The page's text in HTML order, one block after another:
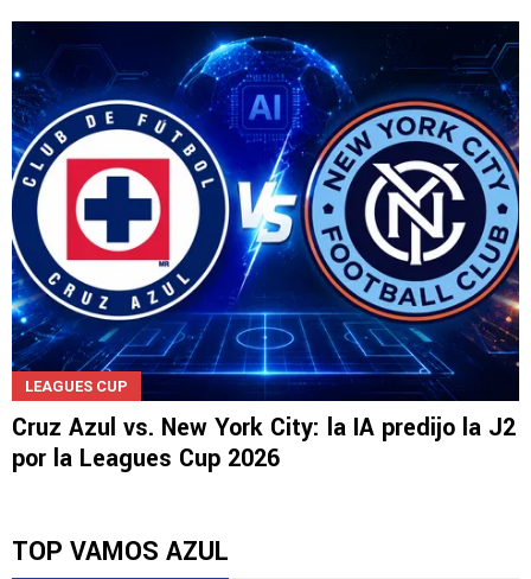
LEAGUES CUP
Cruz Azul vs. New York City: la IA predijo la J2
por la Leagues Cup 2026
TOP VAMOS AZUL